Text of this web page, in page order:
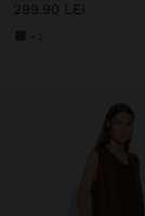
299.90 LEI